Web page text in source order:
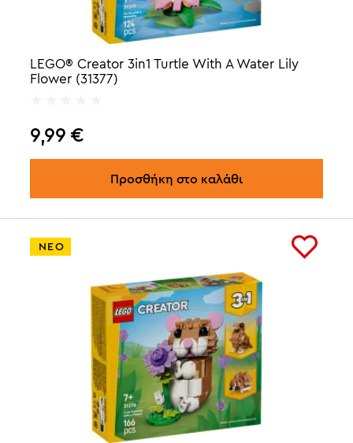
LEGO® Creator 3in1 Turtle With A Water Lily
Flower (31377)
9,99 €
Προσθήκη στο καλάθι
ΝΕΟ